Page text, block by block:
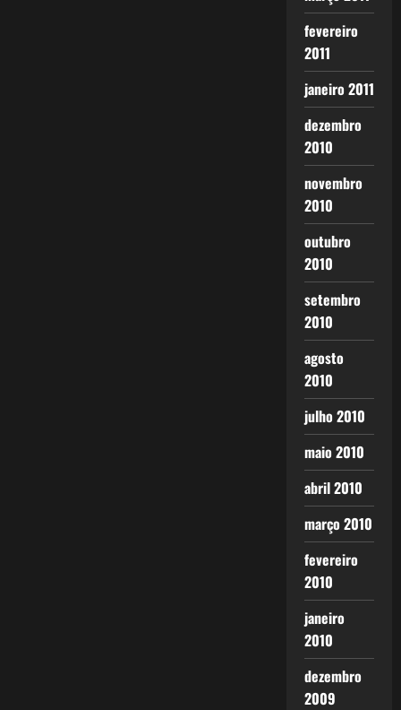
fevereiro
2011
janeiro 2011
dezembro
2010
novembro
2010
outubro
2010
setembro
2010
agosto
2010
julho 2010
maio 2010
abril 2010
março 2010
fevereiro
2010
janeiro
2010
dezembro
2009